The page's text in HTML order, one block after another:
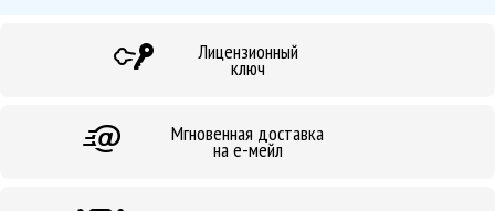
Лицензионный
ключ
Мгновенная доставка
на е-мейл